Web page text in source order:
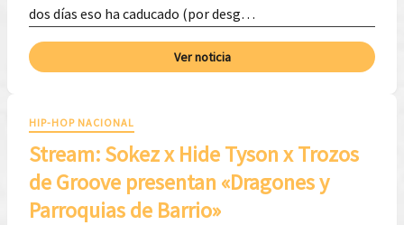
dos días eso ha caducado (por desg…
Ver noticia
HIP-HOP NACIONAL
Stream: Sokez x Hide Tyson x Trozos
de Groove presentan «Dragones y
Parroquias de Barrio»